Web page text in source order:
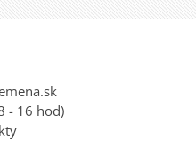
- 16 hod)